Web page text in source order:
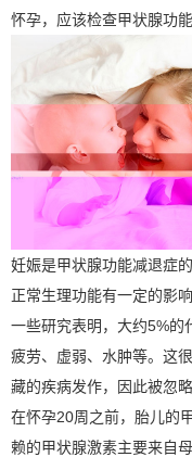
怀孕，应该检查甲状腺功
妊娠是甲状腺功能减退症
正常生理功能有一定的影响
一些研究表明，大约5%的
疲劳、虚弱、水肿等。这
藏的疾病发作，因此被忽略
在怀孕20周之前，胎儿的
赖的甲状腺激素主要来自